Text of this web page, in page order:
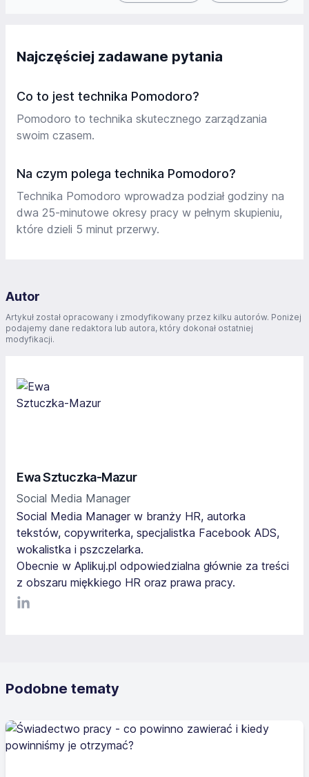
Najczęściej zadawane pytania
Co to jest technika Pomodoro?
Pomodoro to technika skutecznego zarządzania
swoim czasem.
Na czym polega technika Pomodoro?
Technika Pomodoro wprowadza podział godziny na
dwa 25-minutowe okresy pracy w pełnym skupieniu,
które dzieli 5 minut przerwy.
Autor
Artykuł został opracowany i zmodyfikowany przez kilku autorów. Poniżej
podajemy dane redaktora lub autora, który dokonał ostatniej
modyfikacji.
Ewa Sztuczka-Mazur
Social Media Manager
Social Media Manager w branży HR, autorka
tekstów, copywriterka, specjalistka Facebook ADS,
wokalistka i pszczelarka.
Obecnie w Aplikuj.pl odpowiedzialna głównie za treści
z obszaru miękkiego HR oraz prawa pracy.
LinkediIn
Podobne tematy